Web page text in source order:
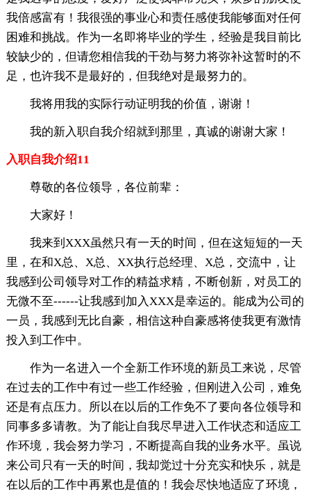
我倍感富有！我很强的事业心和责任感使我能够面对任何
困难和挑战。作为一名即将毕业的学生，经验是我目前比
较缺少的，但请您相信我的干劲与努力将弥补这暂时的不
足，也许我不是最好的，但我绝对是最努力的。
我将用我的实际行动证明我的价值，谢谢！
我的新入职自我介绍就到那里，真诚的谢谢大家！
入职自我介绍11
尊敬的各位领导，各位前辈：
大家好！
我来到XXX虽然只有一天的时间，但在这短短的一天
里，在和X总、X总、XX执行总经理、X总，交流中，让
我感到公司领导对工作的精益求精，不断创新，对员工的
无微不至------让我感到加入XXX是幸运的。能成为公司的
一员，我感到无比自豪，相信这种自豪感将使我更有激情
投入到工作中。
作为一名进入一个全新工作环境的新员工来说，尽管
在过去的工作中有过一些工作经验，但刚进入公司，难免
还是有点压力。所以在以后的工作免不了要向各位领导和
同事多多请教。为了能让自我尽早进入工作状态和适应工
作环境，我会努力学习，不断提高自我的业务水平。虽说
来公司只有一天的时间，我却觉过十分充实和快乐，就是
在以后的工作中再累也是值的！我会尽快地适应了环境，